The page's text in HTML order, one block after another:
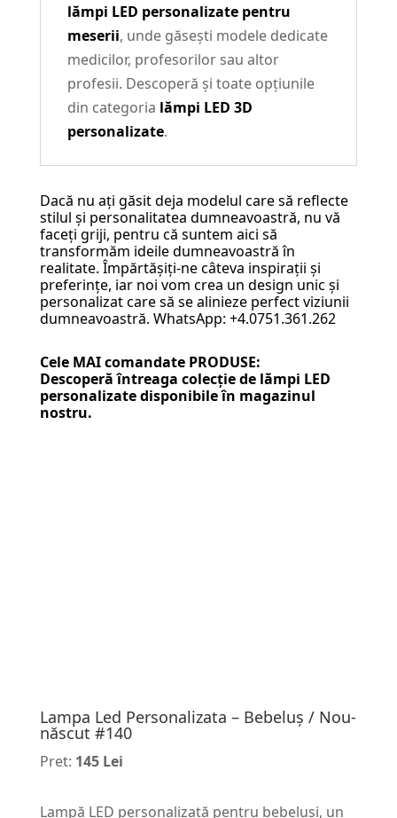
lămpi LED personalizate pentru
meserii, unde găsești modele dedicate
medicilor, profesorilor sau altor
profesii. Descoperă și toate opțiunile
din categoria lămpi LED 3D
personalizate.
Dacă nu ați găsit deja modelul care să reflecte
stilul și personalitatea dumneavoastră, nu vă
faceți griji, pentru că suntem aici să
transformăm ideile dumneavoastră în
realitate. Împărtășiți-ne câteva inspirații și
preferințe, iar noi vom crea un design unic și
personalizat care să se alinieze perfect viziunii
dumneavoastră. WhatsApp: +4.0751.361.262
Cele MAI comandate PRODUSE:
Descoperă întreaga colecție de lămpi LED
personalizatedisponibile în magazinul
nostru.
Lampa Led Personalizata – Bebeluș / Nou-
născut #140
Pret: 145 Lei
Lampă LED personalizată pentru bebeluși, un